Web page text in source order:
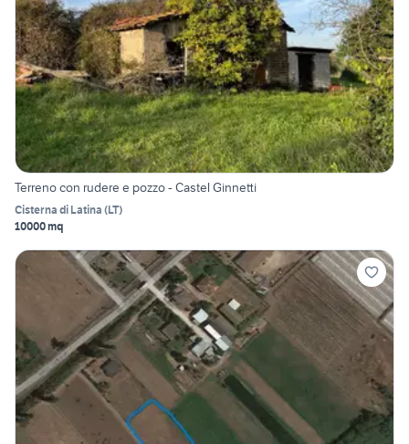
Terreno con rudere e pozzo - Castel Ginnetti
Cisterna di Latina (LT)
10000 mq